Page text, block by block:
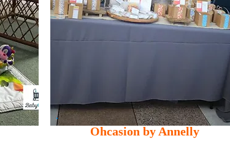
Ohcasion by Annelly